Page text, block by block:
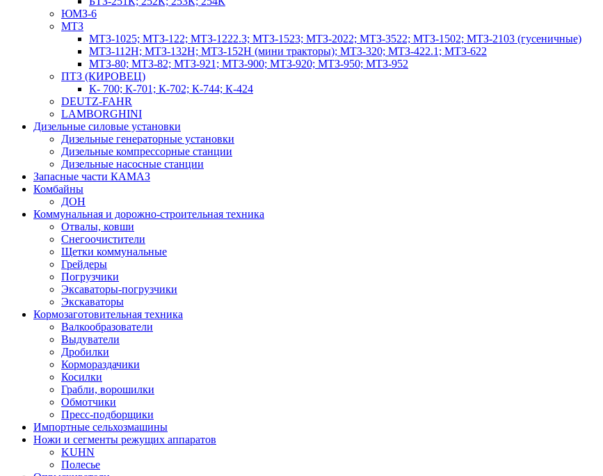
ЮМЗ-6
МТЗ
МТЗ-1025; МТЗ-122; МТЗ-1222.3; МТЗ-1523; МТЗ-2022; МТЗ-3522; МТЗ-1502; МТЗ-2103 (гусеничные)
МТЗ-112Н; МТЗ-132Н; МТЗ-152Н (мини тракторы); МТЗ-320; МТЗ-422.1; МТЗ-622
МТЗ-80; МТЗ-82; МТЗ-921; МТЗ-900; МТЗ-920; МТЗ-950; МТЗ-952
ПТЗ (КИРОВЕЦ)
К- 700; К-701; К-702; К-744; К-424
DEUTZ-FAHR
LAMBORGHINI
Дизельные силовые установки
Дизельные генераторные установки
Дизельные компрессорные станции
Дизельные насосные станции
Запасные части КАМАЗ
Комбайны
ДОН
Коммунальная и дорожно-строительная техника
Отвалы, ковши
Снегоочистители
Щетки коммунальные
Грейдеры
Погрузчики
Эксаваторы-погрузчики
Экскаваторы
Кормозаготовительная техника
Валкообразователи
Выдуватели
Дробилки
Кормораздачики
Косилки
Грабли, ворошилки
Обмотчики
Пресс-подборщики
Импортные сельхозмашины
Ножи и сегменты режущих аппаратов
KUHN
Полесье